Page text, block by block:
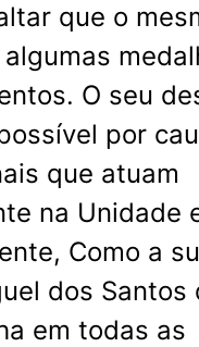
que o
O seu
por
que atuam
na Unidade
Como a
dos Santos
em todas as